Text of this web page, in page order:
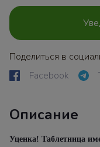
Поделиться в
Facebook
Описание
Уценка! Таблетница